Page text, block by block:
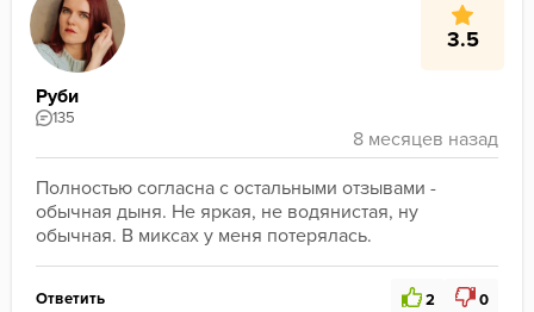
3.5
Руби
135
Полностью согласна с остальными отзывами -
обычная дыня. Не яркая, не водянистая, ну
обычная. В миксах у меня потерялась.
Ответить 2 0